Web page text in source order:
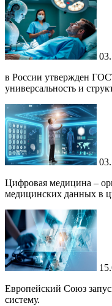
в России утвержден
универсальность и
Цифровая медицина –
медицинских данных в
Европейский Союз
систему.